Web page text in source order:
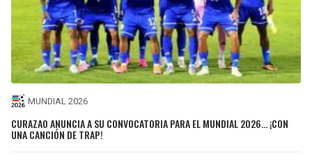
MUNDIAL 2026
CURAZAO ANUNCIA A SU CONVOCATORIA PARA EL MUNDIAL 2026… ¡CON
UNA CANCIÓN DE TRAP!